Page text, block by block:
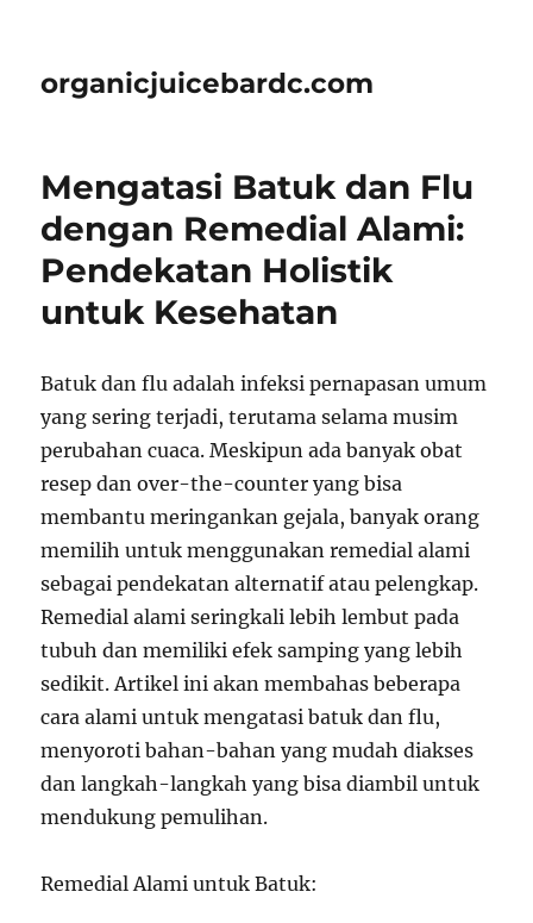
organicjuicebardc.com
Mengatasi Batuk dan Flu
dengan Remedial Alami:
Pendekatan Holistik
untuk Kesehatan
Batuk dan flu adalah infeksi pernapasan umum
yang sering terjadi, terutama selama musim
perubahan cuaca. Meskipun ada banyak obat
resep dan over-the-counter yang bisa
membantu meringankan gejala, banyak orang
memilih untuk menggunakan remedial alami
sebagai pendekatan alternatif atau pelengkap.
Remedial alami seringkali lebih lembut pada
tubuh dan memiliki efek samping yang lebih
sedikit. Artikel ini akan membahas beberapa
cara alami untuk mengatasi batuk dan flu,
menyoroti bahan-bahan yang mudah diakses
dan langkah-langkah yang bisa diambil untuk
mendukung pemulihan.
Remedial Alami untuk Batuk: